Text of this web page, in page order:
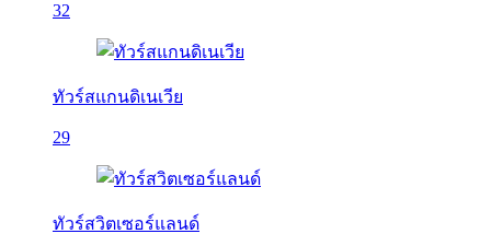
32
ทัวร์สแกนดิเนเวีย
29
ทัวร์สวิตเซอร์แลนด์